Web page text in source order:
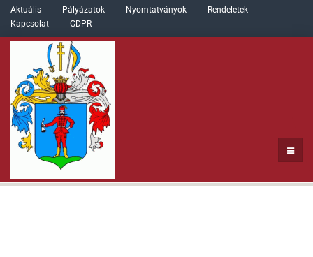
Aktuális Pályázatok Nyomtatványok
Rendeletek
Kapcsolat
GDPR